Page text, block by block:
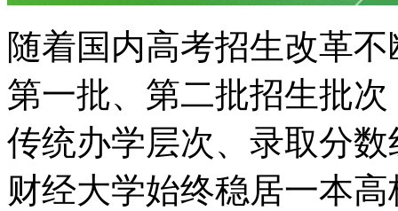
随着国内高考招生改革
第一批、第二批招生批
传统办学层次、录取分
财经大学始终稳居一本